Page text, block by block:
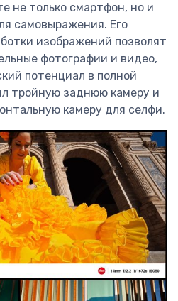
не только смартфон, но и
самовыражения. Его
изображений позволят
фотографии и видео,
потенциал в полной
тройную заднюю камеру и
камеру для селфи.